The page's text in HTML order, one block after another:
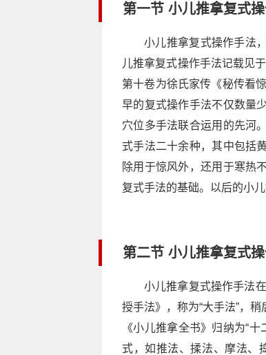
第一节 小儿推拿复式
小儿推拿复式操作手法
儿推拿复式操作手法记载见
第十卷为徐氏家传《秘传看
早的复式操作手法不仅数量
穴位多手法联合运用的先河
式手法二十余种，其中包括
除用于惊风外，还用于寒热
复式手法的基础。以后的小
第二节 小儿推拿复式
小儿推拿复式操作手法
授手法》，称为“大手法”，稍
《小儿推拿全书》归纳为“
式，如推法、揉法、摩法、